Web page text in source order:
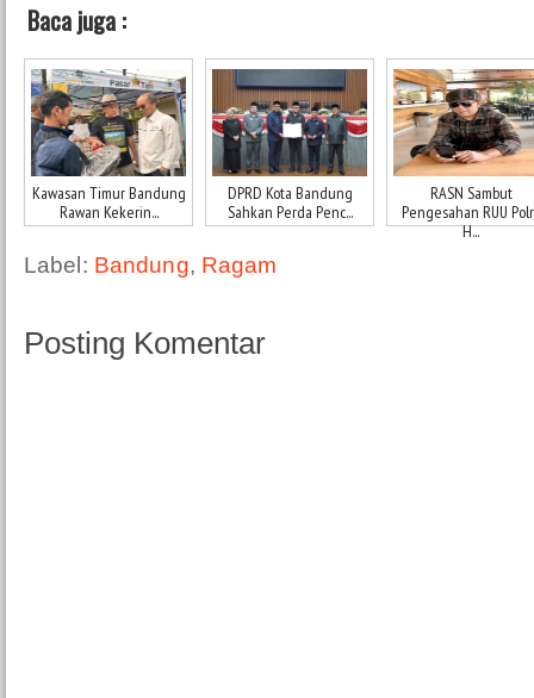
Baca juga :
Kawasan Timur Bandung
Rawan Kekerin...
DPRD Kota Bandung
Sahkan Perda Penc...
RASN Sambut
Pengesahan RUU
H...
Label: Bandung, Ragam
Posting Komentar